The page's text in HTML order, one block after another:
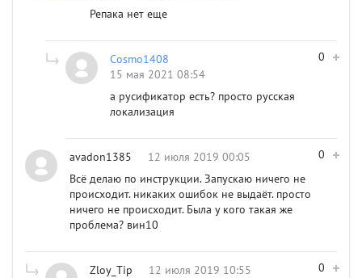
Репака нет еще
0
Cosmo1408
15 мая 2021 08:54
а русификатор есть? просто русская
локализация
0
avadon1385
12 июля 2019 00:05
Всё делаю по инструкции. Запускаю ничего не
происходит. никаких ошибок не выдаёт. просто
ничего не происходит. Была у кого такая же
проблема? вин10
0
Zloy_Tip
12 июля 2019 10:55